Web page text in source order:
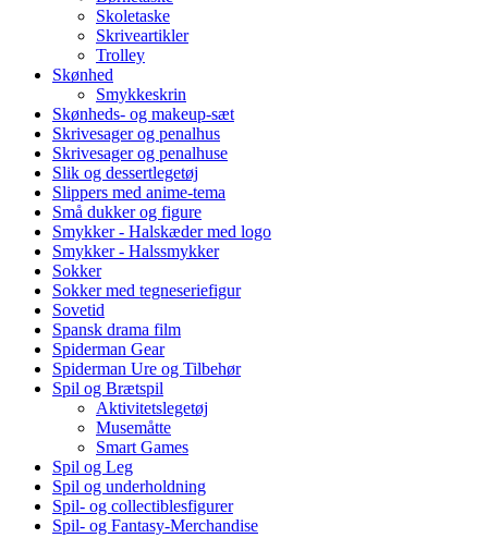
Skoletaske
Skriveartikler
Trolley
Skønhed
Smykkeskrin
Skønheds- og makeup-sæt
Skrivesager og penalhus
Skrivesager og penalhuse
Slik og dessertlegetøj
Slippers med anime-tema
Små dukker og figure
Smykker - Halskæder med logo
Smykker - Halssmykker
Sokker
Sokker med tegneseriefigur
Sovetid
Spansk drama film
Spiderman Gear
Spiderman Ure og Tilbehør
Spil og Brætspil
Aktivitetslegetøj
Musemåtte
Smart Games
Spil og Leg
Spil og underholdning
Spil- og collectiblesfigurer
Spil- og Fantasy-Merchandise